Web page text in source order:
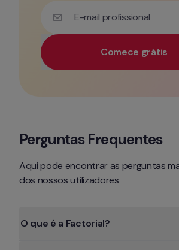
E-mail profissional
Comece grátis
Perguntas Frequentes
Aqui pode encontrar as perguntas
dos nossos utilizadores
O que é a Factorial?